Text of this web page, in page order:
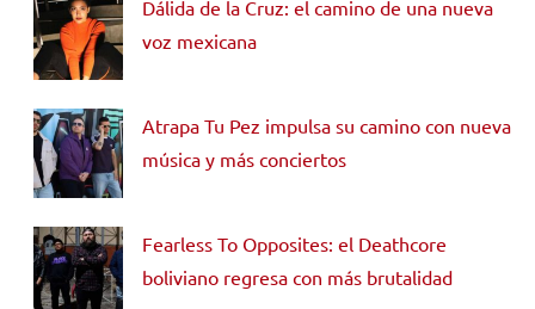
Dálida de la Cruz: el camino de una nueva
voz mexicana
Atrapa Tu Pez impulsa su camino con nueva
música y más conciertos
Fearless To Opposites: el Deathcore
boliviano regresa con más brutalidad